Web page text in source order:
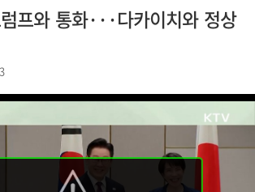
프와 통화···다카이치와 정상